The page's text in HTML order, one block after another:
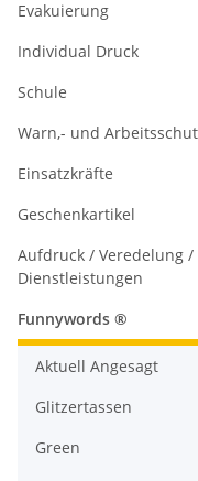
Evakuierung
Individual Druck
Schule
Warn,- und
Einsatzkräfte
Geschenkartikel
Aufdruck / Veredelung /
Dienstleistungen
Funnywords ®
Aktuell Angesagt
Glitzertassen
Green